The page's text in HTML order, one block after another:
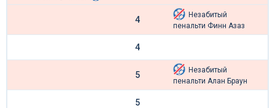
4
Незабитый
пенальти Финн Азаз
4
5
Незабитый
пенальти Алан Браун
5